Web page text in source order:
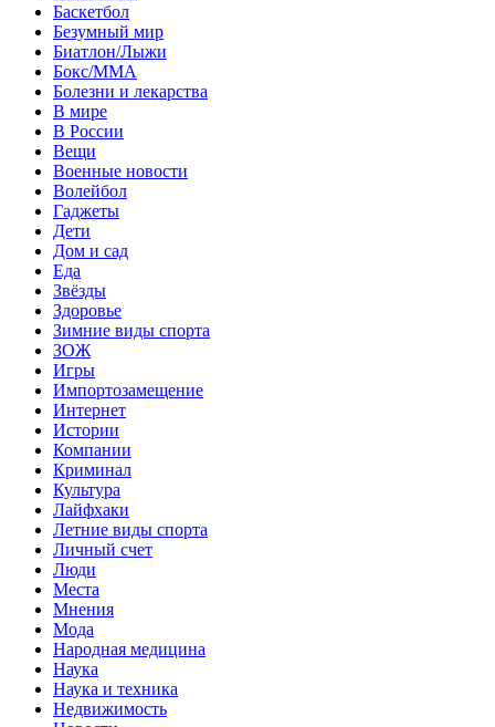
Баскетбол
Безумный мир
Биатлон/Лыжи
Бокс/MMA
Болезни и лекарства
В мире
В России
Вещи
Военные новости
Волейбол
Гаджеты
Дети
Дом и сад
Еда
Звёзды
Здоровье
Зимние виды спорта
ЗОЖ
Игры
Импортозамещение
Интернет
Истории
Компании
Криминал
Культура
Лайфхаки
Летние виды спорта
Личный счет
Люди
Места
Мнения
Мода
Народная медицина
Наука
Наука и техника
Недвижимость